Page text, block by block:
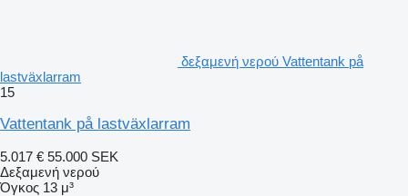
δεξαμενή νερού Vattentank på
lastväxlarram
15
Vattentank på lastväxlarram
5.017 € 55.000 SEK
Δεξαμενή νερού
Όγκος 13 μ³